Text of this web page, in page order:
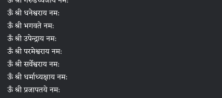
ऊँ श्री धनेश्वराय नम:
ऊँ श्री भगवते नम:
ऊँ श्री उपेन्द्राय नम:
ऊँ श्री परमेश्वराय नम:
ऊँ श्री सर्वेश्वराय नम:
ऊँ श्री धर्माध्यक्षाय नम:
ऊँ श्री प्रजापतये नम: